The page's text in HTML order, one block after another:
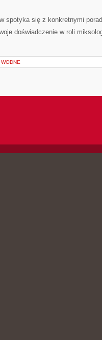
spotyka się z konkretnymi
doświadczenie w roli